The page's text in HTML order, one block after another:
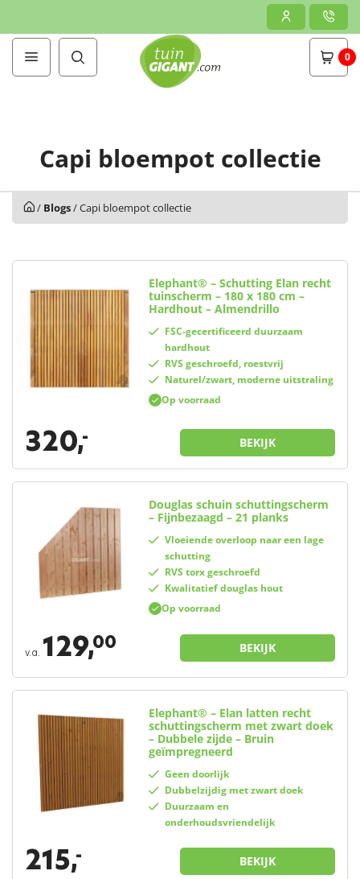
0
Capi bloempot collectie
/ Blogs/Capi bloempot collectie
Op voorraad
Elephant® – Schutting Elan recht
tuinscherm – 180 x 180 cm –
Hardhout – Almendrillo
FSC-gecertificeerd duurzaam
hardhout
RVS geschroefd, roestvrij
Naturel/zwart, moderne uitstraling
320,- BEKIJK
Op voorraad
Douglas schuin schuttingscherm
– Fijnbezaagd – 21 planks
Vloeiende overloop naar een lage
schutting
RVS torx geschroefd
Kwalitatief douglas hout
v.a. 129,00 BEKIJK
Elephant® – Elan latten recht
schuttingscherm met zwart doek
– Dubbele zijde – Bruin
geïmpregneerd
Geen doorlijk
Dubbelzijdig met zwart doek
Duurzaam en
onderhoudsvriendelijk
215,- BEKIJK